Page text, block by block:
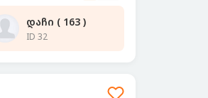
დაჩი ( 163 )
ID 32